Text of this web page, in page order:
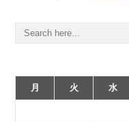
月
火 水